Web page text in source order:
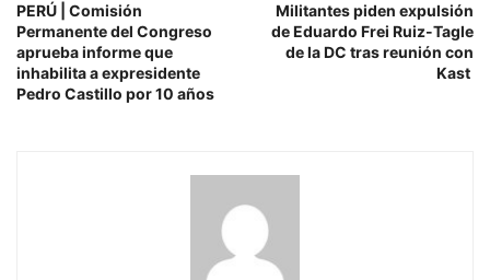
PERÚ | Comisión
Permanente del Congreso
aprueba informe que
inhabilita a expresidente
Pedro Castillo por 10 años
Militantes piden expulsión
de Eduardo Frei Ruiz-Tagle
de la DC tras reunión con
Kast